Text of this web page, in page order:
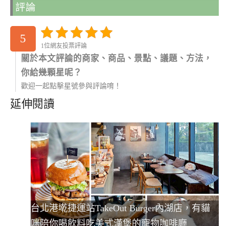
評論
5
1位網友投票評論
關於本文評論的商家、商品、景點、議題、方法，
你給幾顆星呢？
歡迎一起點擊星號參與評論唷！
延伸閱讀
台北港墘捷運站TakeOut Burger內湖店，有貓
咪陪你喝飲料吃美式漢堡的寵物咖啡廳